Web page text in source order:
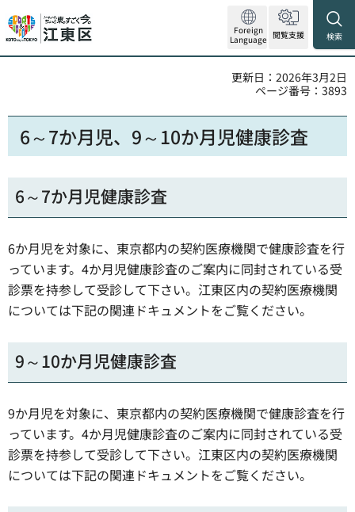
Foreign
Language 閲覧支援 検索
更新日：2026年3月2日
ページ番号：3893
6～7か月児、9～10か月児健康診査
6～7か月児健康診査
6か月児を対象に、東京都内の契約医療機関で健康診査を行
っています。4か月児健康診査のご案内に同封されている受
診票を持参して受診して下さい。江東区内の契約医療機関
については下記の関連ドキュメントをご覧ください。
9～10か月児健康診査
9か月児を対象に、東京都内の契約医療機関で健康診査を行
っています。4か月児健康診査のご案内に同封されている受
診票を持参して受診して下さい。江東区内の契約医療機関
については下記の関連ドキュメントをご覧ください。